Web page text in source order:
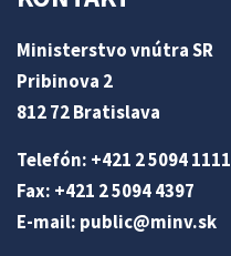
Ministerstvo vnútra SR
Pribinova 2
812 72 Bratislava
Telefón: +421 2 5094 1111
Fax: +421 2 5094 4397
E-mail: public@minv.sk